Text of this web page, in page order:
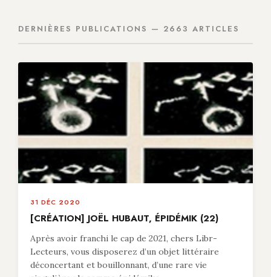
DERNIÈRES PUBLICATIONS — 2663 ARTICLES
31 DÉC 2020
[CRÉATION] JOËL HUBAUT, ÉPIDÉMIK (22)
Après avoir franchi le cap de 2021, chers Libr-
Lecteurs, vous disposerez d’un objet littéraire
déconcertant et bouillonnant, d’une rare vie